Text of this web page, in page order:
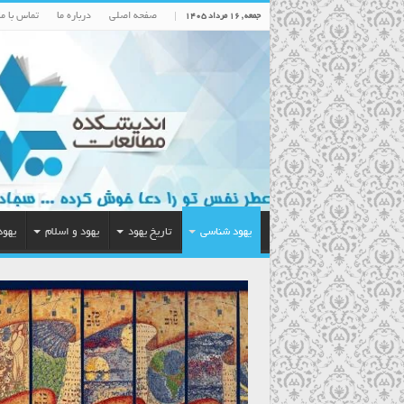
جمعه , ۱۶ مرداد ۱۴۰۵ صفحه اصلی درباره ما تماس با
یهود شناسی تاریخ یهود یهود و اسلام